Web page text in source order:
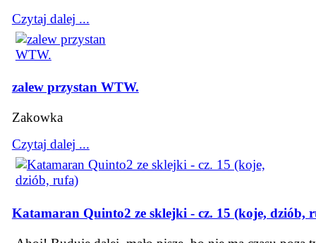
Czytaj dalej ...
zalew przystan WTW.
Zakowka
Czytaj dalej ...
Katamaran Quinto2 ze sklejki - cz. 15 (koje, dziób,